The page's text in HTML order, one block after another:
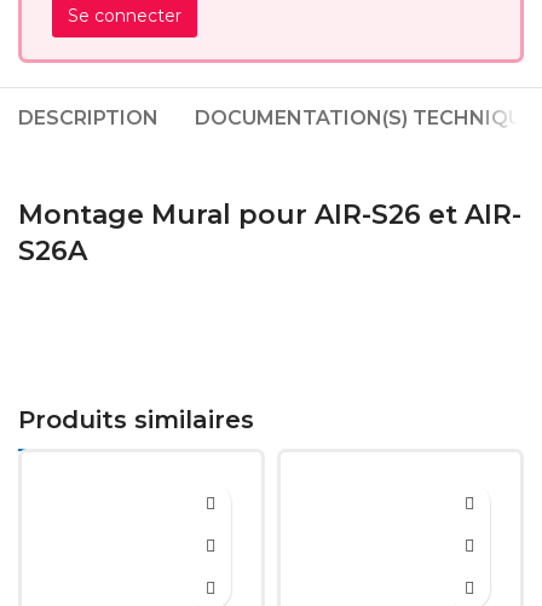
Se connecter
DESCRIPTION DOCUMENTATION(S)
Montage Mural pour AIR-S26 et AIR-
S26A
Produits similaires